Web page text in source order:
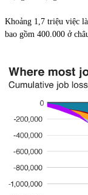
Khoảng 1,7 triệu việc
bao gồm 400.000 ở